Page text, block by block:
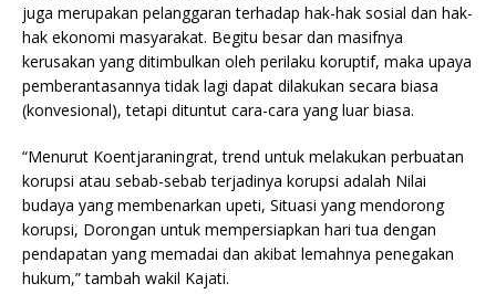
juga merupakan pelanggaran terhadap hak-hak sosial dan hak-
hak ekonomi masyarakat. Begitu besar dan masifnya
kerusakan yang ditimbulkan oleh perilaku koruptif, maka upaya
pemberantasannya tidak lagi dapat dilakukan secara biasa
(konvesional), tetapi dituntut cara-cara yang luar biasa.
“Menurut Koentjaraningrat, trend untuk melakukan perbuatan
korupsi atau sebab-sebab terjadinya korupsi adalah Nilai
budaya yang membenarkan upeti, Situasi yang mendorong
korupsi, Dorongan untuk mempersiapkan hari tua dengan
pendapatan yang memadai dan akibat lemahnya penegakan
hukum,” tambah wakil Kajati.